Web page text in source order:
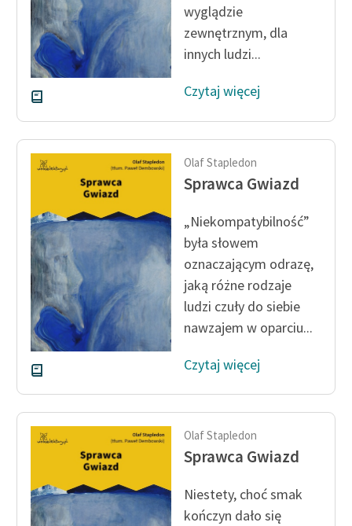
Zespół
Zasady wykorzystania
Wolnych Lektur
Logotypy
Materiały promocyjne
Polityka prywatności
Regulamin biblioteki
Dane fundacji i
sprawozdania finansowe
Regulamin darowizn
Informacja o treściach
wrażliwych
Deklaracja dostępności
wyglądzie
zewnętrznym, dla
innych ludzi...
Czytaj więcej
Olaf Stapledon
Sprawca Gwiazd
„Niekompatybilność”
była słowem
oznaczającym odrazę,
jaką różne rodzaje
ludzi czuły do siebie
nawzajem w oparciu...
Czytaj więcej
Olaf Stapledon
Sprawca Gwiazd
Niestety, choć smak
kończyn dało się